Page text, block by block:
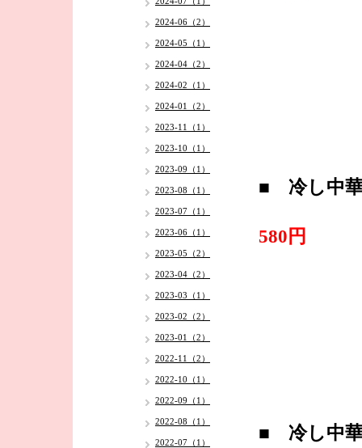
■ 冷し中
580円
■ 冷し中
2024-06（2）
2024-05（1）
2024-04（2）
2024-02（1）
2024-01（2）
2023-11（1）
2023-10（1）
2023-09（1）
2023-08（1）
2023-07（1）
2023-06（1）
2023-05（2）
2023-04（2）
2023-03（1）
2023-02（2）
2023-01（2）
2022-11（2）
2022-10（1）
2022-09（1）
2022-08（1）
2022-07（1）